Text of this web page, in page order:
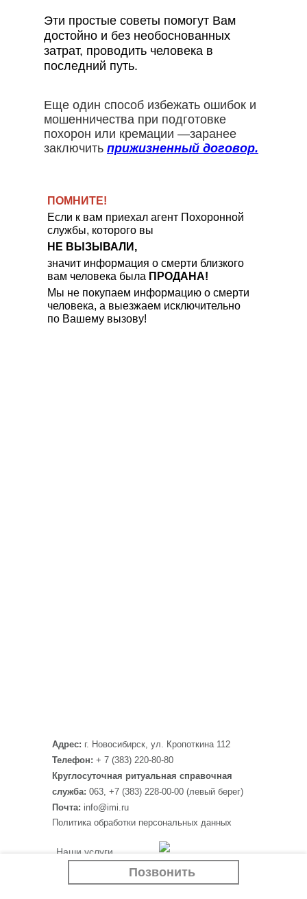
Эти простые советы помогут Вам
достойно и без необоснованных
затрат, проводить человека в
последний путь.
Еще один способ избежать ошибок и
мошенничества при подготовке
похорон или кремации —заранее
заключить прижизненный договор.
ПОМНИТЕ!
Если к вам приехал агент Похоронной
службы, которого вы
НЕ ВЫЗЫВАЛИ,
значит информация о смерти близкого
вам человека была ПРОДАНА!
Мы не покупаем информацию о смерти
человека, а выезжаем исключительно
по Вашему вызову!
Адрес: г. Новосибирск, ул. Кропоткина 112
Телефон: + 7 (383) 220-80-80
Круглосуточная ритуальная справочная
служба: 063, +7 (383) 228-00-00 (левый берег)
Почта: info@imi.ru
Политика обработки персональных данных
Наши услуги
Ритуальные товары
Программа “Белый
тополь”
Позвонить